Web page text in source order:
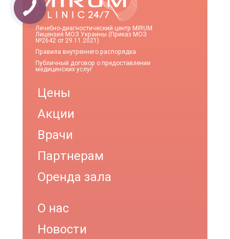
Лечебно-диагностический центр MIRUM
Лицензия МОЗ Украины (Приказ МОЗ
№2642 от 29.11.2021)
Правила внутреннего распорядка
Публичный договор о предоставлении
медицинских услуг
Цены
Акции
Врачи
Партнерам
Оренда зала
О нас
Новости